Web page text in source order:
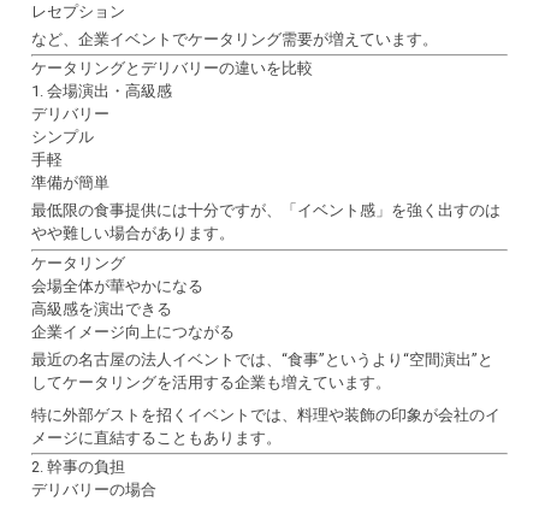
レセプション
など、企業イベントでケータリング需要が増えています。
ケータリングとデリバリーの違いを比較
1. 会場演出・高級感
デリバリー
シンプル
手軽
準備が簡単
最低限の食事提供には十分ですが、「イベント感」を強く出すのは
やや難しい場合があります。
ケータリング
会場全体が華やかになる
高級感を演出できる
企業イメージ向上につながる
最近の名古屋の法人イベントでは、“食事”というより“空間演出”と
してケータリングを活用する企業も増えています。
特に外部ゲストを招くイベントでは、料理や装飾の印象が会社のイ
メージに直結することもあります。
2. 幹事の負担
デリバリーの場合